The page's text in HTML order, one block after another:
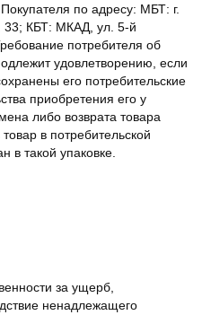
по адресу: МБТ: г.
33; КБТ: МКАД, ул. 5-й
потребителя об
удовлетворению, если
его потребительские
приобретения его у
либо возврата товара
в потребительской
в такой упаковке.
за ущерб,
ненадлежащего